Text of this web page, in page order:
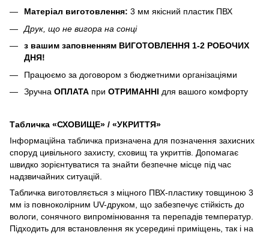
Матеріал виготовлення: 3 мм якісний пластик ПВХ
Друк, що не вигора на сонці
з вашим заповненням ВИГОТОВЛЕННЯ 1-2 РОБОЧИХ
ДНЯ!
Працюємо за договором з бюджетними організаціями
Зручна ОПЛАТА при ОТРИМАННІ для вашого комфорту
Табличка «СХОВИЩЕ» / «УКРИТТЯ»
Інформаційна табличка призначена для позначення захисних
споруд цивільного захисту, сховищ та укриттів. Допомагає
швидко зорієнтуватися та знайти безпечне місце під час
надзвичайних ситуацій.
Табличка виготовляється з міцного ПВХ-пластику товщиною 3
мм із повноколірним UV-друком, що забезпечує стійкість до
вологи, сонячного випромінювання та перепадів температур.
Підходить для встановлення як усередині приміщень, так і на